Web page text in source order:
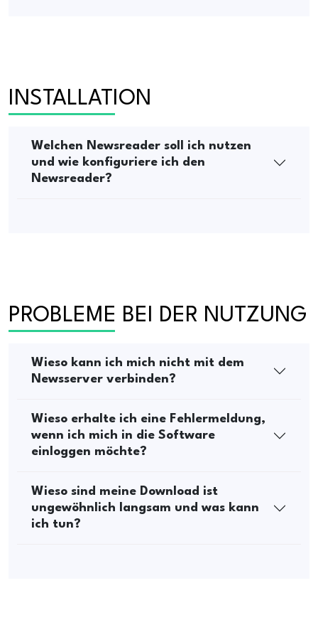
INSTALLATION
Welchen Newsreader soll ich nutzen
und wie konfiguriere ich den
Newsreader?
PROBLEME BEI DER NUTZUNG
Wieso kann ich mich nicht mit dem
Newsserver verbinden?
Wieso erhalte ich eine Fehlermeldung,
wenn ich mich in die Software
einloggen möchte?
Wieso sind meine Download ist
ungewöhnlich langsam und was kann
ich tun?